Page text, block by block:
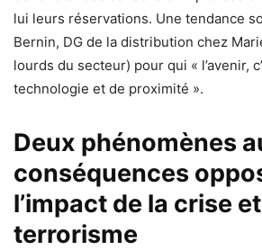
lui leurs réservations. Une tendance
Bernin, DG de la distribution chez
lourds du secteur) pour qui « l’avenir,
technologie et de proximité ».
Deux phénomènes
conséquences
l’impact de la crise
terrorisme